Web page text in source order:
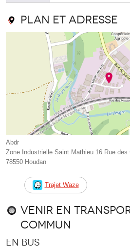
Plan et adresse
Abdr
Zone Industrielle Saint Mathieu 16 Rue des
78550 Houdan
Trajet Waze
Venir en
commun
En bus